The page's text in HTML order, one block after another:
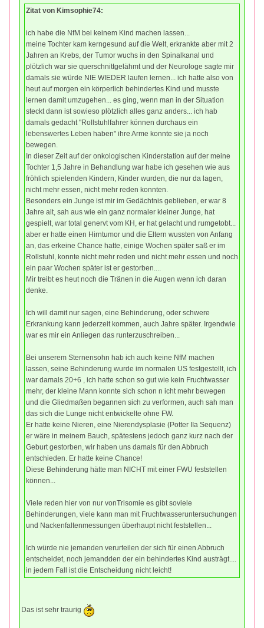
Zitat von Kimsophie74:
ich habe die NfM bei keinem Kind machen lassen...
meine Tochter kam kerngesund auf die Welt, erkrankte aber mit 2
Jahren an Krebs, der Tumor wuchs in den Spinalkanal und
plötzlich war sie querschnittgelähmt und der Neurologe sagte mir
damals sie würde NIE WIEDER laufen lernen... ich hatte also von
heut auf morgen ein körperlich behindertes Kind und musste
lernen damit umzugehen... es ging, wenn man in der Situation
steckt dann ist sowieso plötzlich alles ganz anders... ich hab
damals gedacht "Rollstuhlfahrer können durchaus ein
lebenswertes Leben haben" ihre Arme konnte sie ja noch
bewegen.
In dieser Zeit auf der onkologischen Kinderstation auf der meine
Tochter 1,5 Jahre in Behandlung war habe ich gesehen wie aus
fröhlich spielenden Kindern, Kinder wurden, die nur da lagen,
nicht mehr essen, nicht mehr reden konnten.
Besonders ein Junge ist mir im Gedächtnis geblieben, er war 8
Jahre alt, sah aus wie ein ganz normaler kleiner Junge, hat
gespielt, war total genervt vom KH, er hat gelacht und rumgetobt...
aber er hatte einen Hirntumor und die Eltern wussten von Anfang
an, das erkeine Chance hatte, einige Wochen später saß er im
Rollstuhl, konnte nicht mehr reden und nicht mehr essen und noch
ein paar Wochen später ist er gestorben....
Mir treibt es heut noch die Tränen in die Augen wenn ich daran
denke.
Ich will damit nur sagen, eine Behinderung, oder schwere
Erkrankung kann jederzeit kommen, auch Jahre später. Irgendwie
war es mir ein Anliegen das runterzuschreiben...
Bei unserem Sternensohn hab ich auch keine NfM machen
lassen, seine Behinderung wurde im normalen US festgestellt, ich
war damals 20+6 , ich hatte schon so gut wie kein Fruchtwasser
mehr, der kleine Mann konnte sich schon n icht mehr bewegen
und die Gliedmaßen begannen sich zu verformen, auch sah man
das sich die Lunge nicht entwickelte ohne FW.
Er hatte keine Nieren, eine Nierendysplasie (Potter IIa Sequenz)
er wäre in meinem Bauch, spätestens jedoch ganz kurz nach der
Geburt gestorben, wir haben uns damals für den Abbruch
entschieden. Er hatte keine Chance!
Diese Behinderung hätte man NICHT mit einer FWU feststellen
können...
Viele reden hier von nur vonTrisomie es gibt soviele
Behinderungen, viele kann man mit Fruchtwasseruntersuchungen
und Nackenfaltenmessungen überhaupt nicht feststellen...
Ich würde nie jemanden verurteilen der sich für einen Abbruch
entscheidet, noch jemandden der ein behindertes Kind austrägt....
in jedem Fall ist die Entscheidung nicht leicht!
Das ist sehr traurig